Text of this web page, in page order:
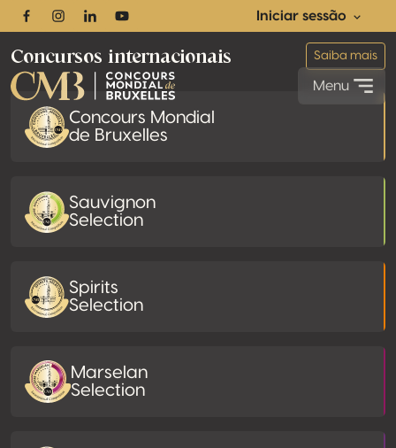
FacebookInstagram
LinkedinYoutube
Iniciar sessão
Menu
Footer
Concursos internacionais Saiba mais
Concours Mondial
de Bruxelles
Sauvignon
Selection
Spirits
Selection
Marselan
Selection